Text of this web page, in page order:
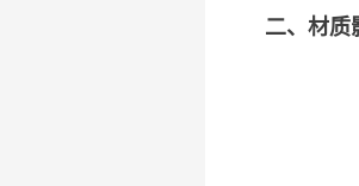
二、材质